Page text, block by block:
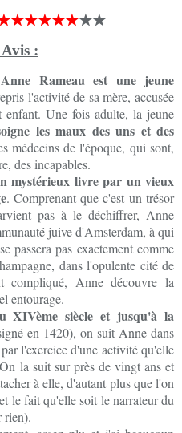
★★
:
Anne Rameau est une jeune
l'activité de sa mère, accusée
Une fois adulte, la jeune
les maux des uns et des
médecins de l'époque, qui sont,
des incapables.
mystérieux livre par un vieux
. Comprenant que c'est un trésor
pas à le déchiffrer, Anne
juive d'Amsterdam, à qui
passera pas exactement comme
dans l'opulente cité de
compliqué, Anne découvre la
entourage.
XIVème siècle et jusqu'à la
en 1420), on suit Anne dans
l'exercice d'une activité qu'elle
la suit sur près de vingt ans et
à elle, d'autant plus que l'on
le fait qu'elle soit le narrateur du
rien).